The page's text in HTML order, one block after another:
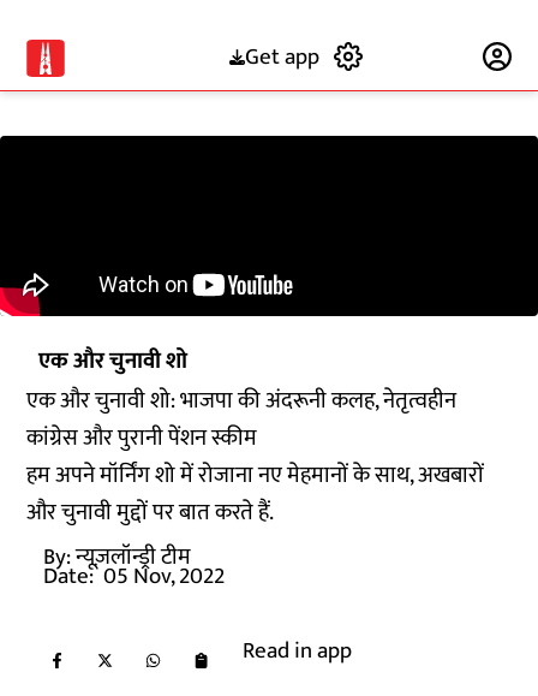
Get app
एक और चुनावी शो
एक और चुनावी शो: भाजपा की अंदरूनी कलह, नेतृत्वहीन
कांग्रेस और पुरानी पेंशन स्कीम
हम अपने मॉर्निंग शो में रोजाना नए मेहमानों के साथ, अखबारों
और चुनावी मुद्दों पर बात करते हैं.
By:न्यूज़लॉन्ड्री टीम
Date: 05 Nov, 2022
Read in app